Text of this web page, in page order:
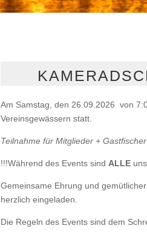
Am Samstag, den 26.09.2026 von
Vereinsgewässern statt.
Teilnahme für Mitglieder +
!!!Während des Events sind ALLE
Gemeinsame Ehrung und
herzlich eingeladen.
Die Regeln des Events sind dem